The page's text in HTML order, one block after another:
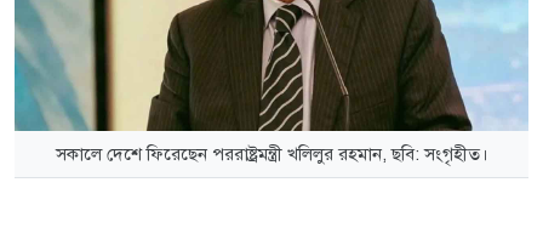
সকালে দেশে ফিরেছেন পররাষ্ট্রমন্ত্রী খলিলুর রহমান, ছবি: সংগৃহীত।